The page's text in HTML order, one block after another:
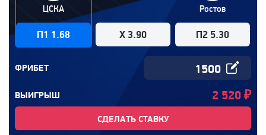
ЦСКА
П1 1.68 X 3.90
Ростов
П2 5.30
ФРИБЕТ
ВЫИГРЫШ 2 520 ₽
СДЕЛАТЬ СТАВКУ